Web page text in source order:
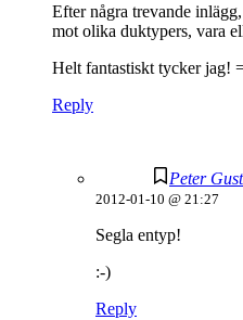
Efter några trevande
mot olika duktypers, vara
Helt fantastiskt tycker jag!
Reply
Peter
2012-01-10 @ 21:27
Segla entyp!
:-)
Reply